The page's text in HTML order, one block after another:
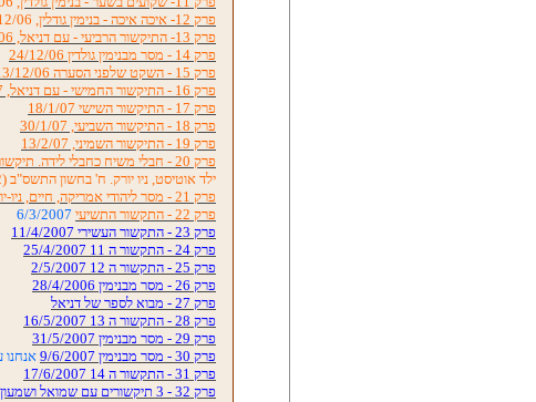
פרק 12- איכה איכה - בנימין גודלין
פרק 13- התיקשור הרביעי - עם דניאל, 5/12/06
פרק 14 - מסר מבנימין גולדין 24/12/06
פרק 15 - השקט שלפני הסערה 13/12/06
פרק 16 - התיקשור החמישי - עם דניאל, 2/1/07
פרק 17 - התיקשור השישי 18/1/07
פרק 18 - התיקשור השביעי, 30/1/07
פרק 19 - התיקשור השמיני, 13/2/07
פרק 20 - חבלי משיח כחבלי לידה. תיקשור עם חיים,
ילד אוטיסט, ניו יורק. ח' בחשון התשס"ב (5762)
פרק 21 - מסר ליהודי אמריקה, חיים, ניו-יורק
פרק 22 - התקשור התשיעי
פרק 23 - התקשור העשירי 11/4/2007
פרק 24 - התקשור ה 11 25/4/2007
פרק 25 - התקשור ה 12 2/5/2007
פרק 26 - מסר מבנימין 28/4/2006
פרק 27 - מבוא לספר של דניאל
פרק 28 - התקשור ה 13 16/5/2007
פרק 29 - מסר מבנימין 31/5/2007
פרק 30 - מסר מבנימין 9/6/2007
אנחנו
פרק 31 - התקשור ה 14 17/6/2007
פרק 32 - 3 תיקשורים עם שמואל ושמעון